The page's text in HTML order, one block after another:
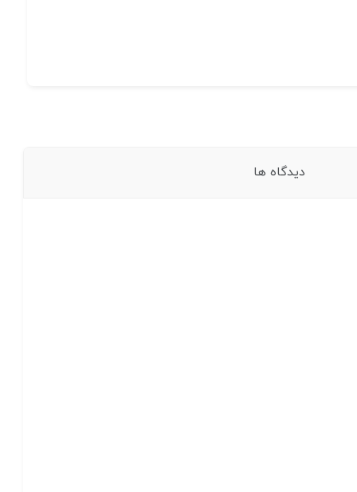
دیدگاه ها